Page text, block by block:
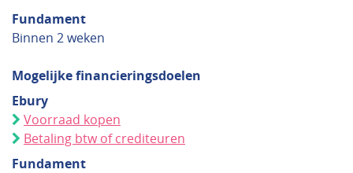
Fundament
Binnen 2 weken
Mogelijke financieringsdoelen
Ebury
Voorraad kopen
Betaling btw of crediteuren
Fundament